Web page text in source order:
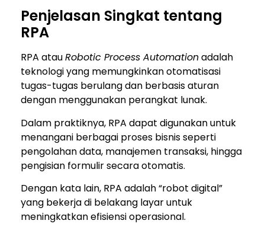
Penjelasan Singkat tentang
RPA
RPA atauRobotic Process Automationadalah
teknologi yang memungkinkan otomatisasi
tugas-tugas berulang dan berbasis aturan
dengan menggunakan perangkat lunak.
Dalam praktiknya, RPA dapat digunakan untuk
menangani berbagai proses bisnis seperti
pengolahan data, manajemen transaksi, hingga
pengisian formulir secara otomatis.
Dengan kata lain, RPA adalah “robot digital”
yang bekerja di belakang layar untuk
meningkatkan efisiensi operasional.